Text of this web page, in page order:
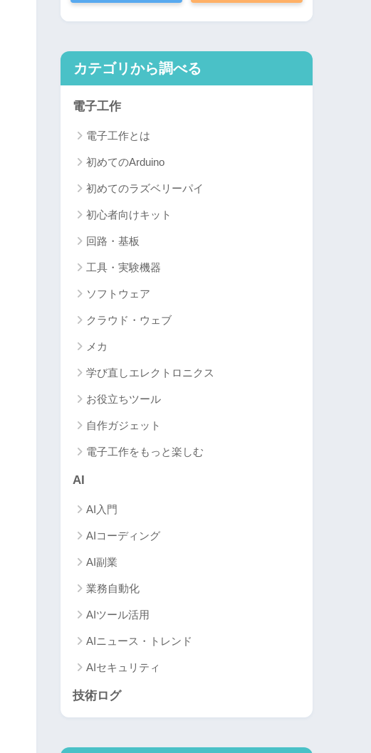
カテゴリから調べる
電子工作
電子工作とは
初めてのArduino
初めてのラズベリーパイ
初心者向けキット
回路・基板
工具・実験機器
ソフトウェア
クラウド・ウェブ
メカ
学び直しエレクトロニクス
お役立ちツール
自作ガジェット
電子工作をもっと楽しむ
AI
AI入門
AIコーディング
AI副業
業務自動化
AIツール活用
AIニュース・トレンド
AIセキュリティ
技術ログ